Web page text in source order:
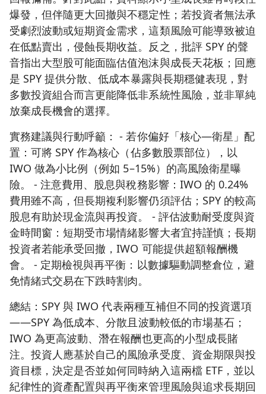
爆發，但伴隨更大回撤與不穩定性；若投資者無法承
受劇烈波動或短期資金需求，這類風險可能導致被迫
在低點賣出，侵蝕長期收益。反之，批評 SPY 的聲
音指出大型股可能面臨估值泡沫與成長天花板；回應
是 SPY 提供分散、低成本暴露與長期穩健表現，對
多數投資組合而言更能降低非系統性風險，並非單純
放棄成長機會的選擇。
實務建議與行動呼籲： - 若你偏好「核心—衛星」配
置：可將 SPY 作為核心（佔多數股票部位），以
IWO 做為小比例（例如 5–15%）的高風險衛星曝
險。 - 注意費用、股息與稅務影響：IWO 的 0.24%
費用雖不高，但長期複利影響仍須評估；SPY 的較高
股息有助於現金流與再投資。 - 評估波動耐受度與資
金時間窗：短期受市場情緒影響大者宜持謹慎；長期
投資者若能承受回撤，IWO 可能提供超額報酬機
會。 - 定期檢視與再平衡：以數據驅動調整倉位，避
免情緒式交易在下跌時割肉。
總結：SPY 與 IWO 代表兩種互補但不同的投資選項
——SPY 為低成本、分散且波動較低的市場基石；
IWO 為更高波動、潛在報酬也更高的小型成長賭
注。投資人應基於自己的風險承受度、資金期限與投
資目標，決定是否並如何同時納入這兩檔 ETF，並以
紀律性的資產配置與再平衡來管理風險與追求長期回